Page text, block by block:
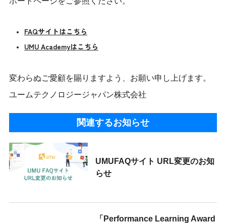
FAQサイトはこちら
UMU Academyはこちら
変わらぬご愛顧を賜りますよう、お願い申し上げます。
ユームテクノロジージャパン株式会社
関連するお知らせ
UMUFAQサイト URL変更のお知
らせ
「Performance Learning Award